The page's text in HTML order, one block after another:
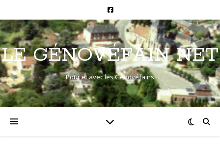
LE GÉNOVÉFAIN NET
Pour et avec les Génovéfains